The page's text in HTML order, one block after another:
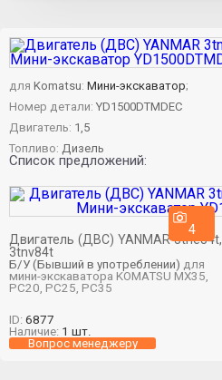
для Komatsu: Мини-экскаватор;
Номер детали: YD1500DTMDEC
Двигатель: 1,5
Топливо: Дизель
Список предложений:
4
Двигатель (ДВС) YANMAR 3tne84t,
3tnv84t
Б/У (Бывший в употреблении) для
мини-экскаватора KOMATSU MX35,
PC20, PC25, PC35
ID: 6877
Наличие: 1 шт.
Вопрос менеджеру